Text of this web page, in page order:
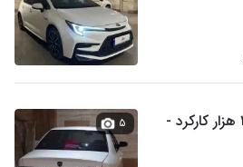
سورن پلاس فول ۴۰۱ - ۳۴ هزار کارکرد -
۵